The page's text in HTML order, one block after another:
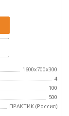
1600x700x300
4
100
500
ПРАКТИК (Россия)